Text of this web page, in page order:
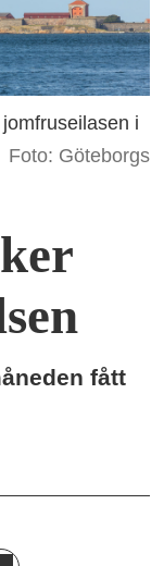
i
Foto: Göteborgs
fått